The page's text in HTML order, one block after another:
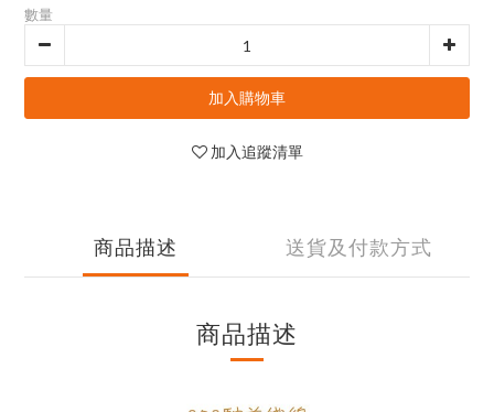
數量
加入購物車
加入追蹤清單
商品描述 送貨及付款方式
商品描述